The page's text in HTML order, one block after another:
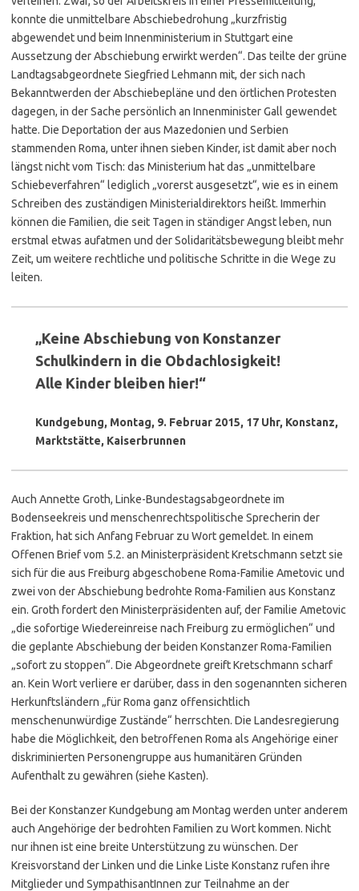
konnte die unmittelbare Abschiebedrohung „kurzfristig
abgewendet und beim Innenministerium in Stuttgart eine
Aussetzung der Abschiebung erwirkt werden“. Das teilte der grüne
Landtagsabgeordnete Siegfried Lehmann mit, der sich nach
Bekanntwerden der Abschiebepläne und den örtlichen Protesten
dagegen, in der Sache persönlich an Innenminister Gall gewendet
hatte. Die Deportation der aus Mazedonien und Serbien
stammenden Roma, unter ihnen sieben Kinder, ist damit aber noch
längst nicht vom Tisch: das Ministerium hat das „unmittelbare
Schiebeverfahren“ lediglich „vorerst ausgesetzt“, wie es in einem
Schreiben des zuständigen Ministerialdirektors heißt. Immerhin
können die Familien, die seit Tagen in ständiger Angst leben, nun
erstmal etwas aufatmen und der Solidaritätsbewegung bleibt mehr
Zeit, um weitere rechtliche und politische Schritte in die Wege zu
leiten.
„Keine Abschiebung von Konstanzer
Schulkindern in die Obdachlosigkeit!
Alle Kinder bleiben hier!“
Kundgebung, Montag, 9. Februar 2015, 17 Uhr, Konstanz,
Marktstätte, Kaiserbrunnen
Auch Annette Groth, Linke-Bundestagsabgeordnete im
Bodenseekreis und menschenrechtspolitische Sprecherin der
Fraktion, hat sich Anfang Februar zu Wort gemeldet. In einem
Offenen Brief vom 5.2. an Ministerpräsident Kretschmann setzt sie
sich für die aus Freiburg abgeschobene Roma-Familie Ametovic und
zwei von der Abschiebung bedrohte Roma-Familien aus Konstanz
ein. Groth fordert den Ministerpräsidenten auf, der Familie Ametovic
„die sofortige Wiedereinreise nach Freiburg zu ermöglichen“ und
die geplante Abschiebung der beiden Konstanzer Roma-Familien
„sofort zu stoppen“. Die Abgeordnete greift Kretschmann scharf
an. Kein Wort verliere er darüber, dass in den sogenannten sicheren
Herkunftsländern „für Roma ganz offensichtlich
menschenunwürdige Zustände“ herrschten. Die Landesregierung
habe die Möglichkeit, den betroffenen Roma als Angehörige einer
diskriminierten Personengruppe aus humanitären Gründen
Aufenthalt zu gewähren (siehe Kasten).
Bei der Konstanzer Kundgebung am Montag werden unter anderem
auch Angehörige der bedrohten Familien zu Wort kommen. Nicht
nur ihnen ist eine breite Unterstützung zu wünschen. Der
Kreisvorstand der Linken und die Linke Liste Konstanz rufen ihre
Mitglieder und SympathisantInnen zur Teilnahme an der